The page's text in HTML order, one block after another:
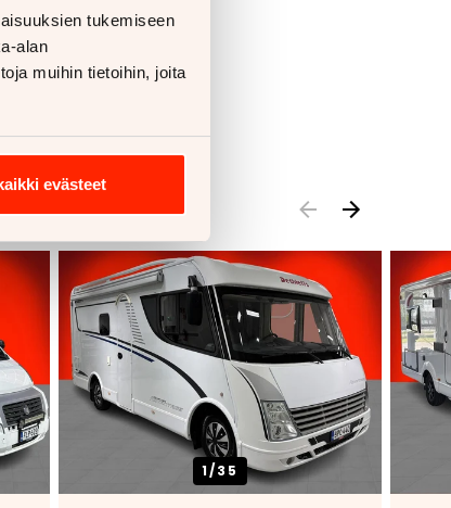
tukemiseen
alan
muihin tietoihin, joita
evästeet
1/35